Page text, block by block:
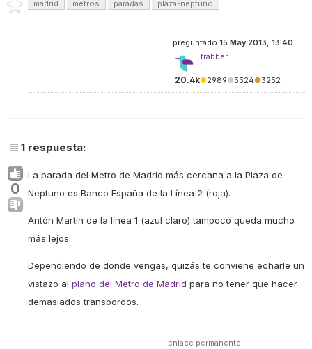
madrid metros paradas plaza-neptuno
preguntado 15 May 2013, 13:40
trabber
20.4k●2989●3324●3252
1 respuesta:
0
La parada del Metro de Madrid más cercana a la Plaza de
Neptuno es Banco España de la Línea 2 (roja).
Antón Martín de la línea 1 (azul claro) tampoco queda mucho
más lejos.
Dependiendo de donde vengas, quizás te conviene echarle un
vistazo al plano del Metro de Madrid para no tener que hacer
demasiados transbordos.
enlace permanente